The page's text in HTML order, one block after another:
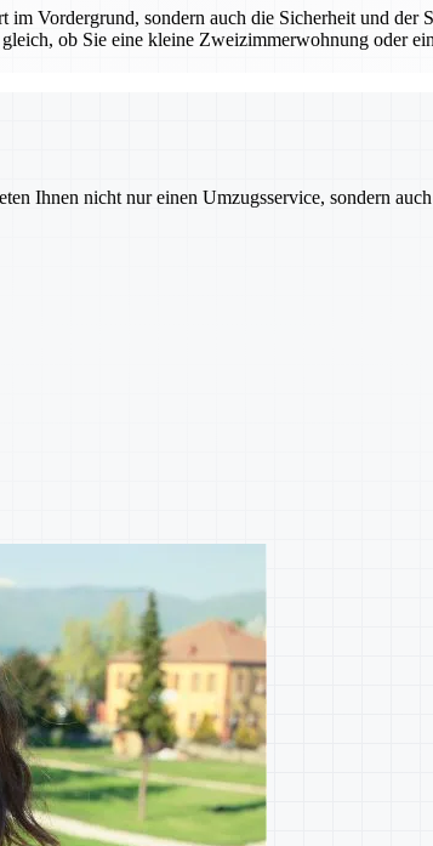
Vordergrund, sondern auch die Sicherheit und der
ob Sie eine kleine Zweizimmerwohnung oder
Ihnen nicht nur einen Umzugsservice, sondern